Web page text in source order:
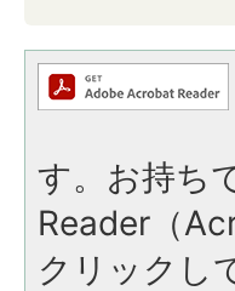
す。お持ち
Reader（
クリックし